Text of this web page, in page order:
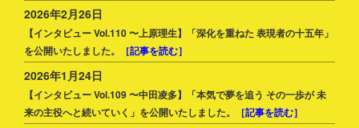
2026年2月26日
【インタビュー Vol.110 〜上原理生】「深化を重ねた 表現者の十五年」
を公開いたしました。
［記事を読む］
2026年1月24日
【インタビュー Vol.109 〜中田凌多】「本気で夢を追う その一歩が 未
来の主役へと続いていく」を公開いたしました。
［記事を読む］